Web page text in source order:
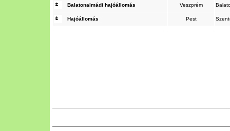
Balatonalmádi hajóállomás Veszprém
Hajóállomás Pest